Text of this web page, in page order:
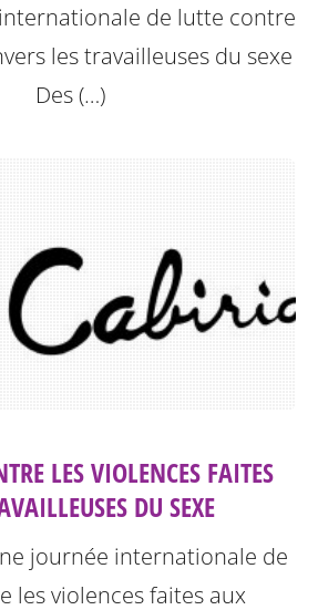
de lutte contre
les travailleuses du sexe
Des (…)
LES VIOLENCES FAITES
DU SEXE
journée internationale de
les violences faites aux